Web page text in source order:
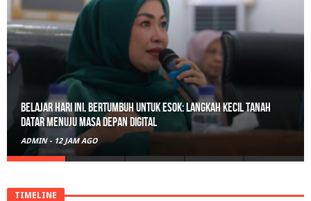
Belajar Hari Ini, Bertumbuh Untuk Esok: Langkah Kecil Tanah
Datar Menuju Masa Depan Digital
ADMIN - 12 JAM AGO
TIMELINE